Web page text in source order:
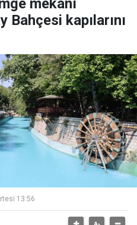
mekanı
Bahçesi kapılarını
13:56